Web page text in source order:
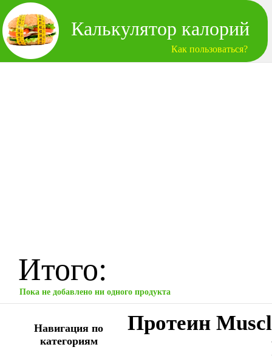
Калькулятор калорий
Как пользоваться?
Итого:
Пока не добавлено ни одного продукта
Навигация по
категориям
Протеин